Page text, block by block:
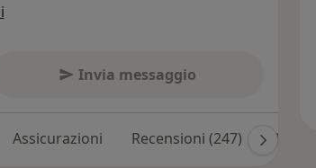
Invia messaggio
Assicurazioni Recensioni (247)